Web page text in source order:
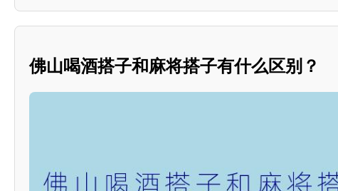
佛山喝酒搭子和麻将搭子有什么区别？